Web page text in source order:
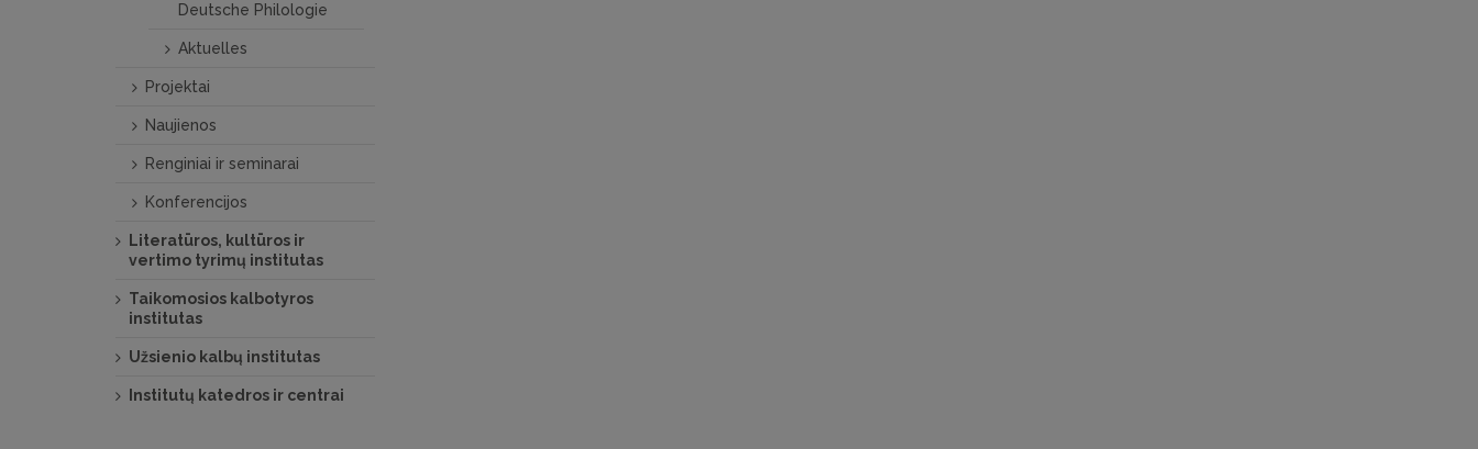
Deutsche Philologie
Aktuelles
Projektai
Naujienos
Renginiai ir seminarai
Konferencijos
Literatūros, kultūros ir
vertimo tyrimų institutas
Taikomosios kalbotyros
institutas
Užsienio kalbų institutas
Institutų katedros ir centrai